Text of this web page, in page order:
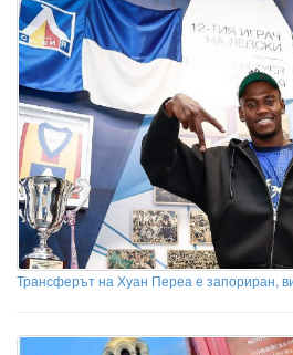
Трансферът на Хуан Переа е запориран,